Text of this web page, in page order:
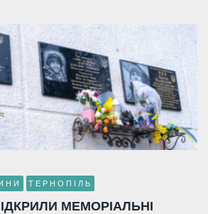
ТЕРНОПІЛЬ
МЕМОРІАЛЬНІ